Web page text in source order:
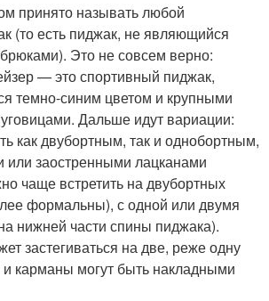
принято называть любой
(то есть пиджак, не являющийся
Это не совсем верно:
— это спортивный пиджак,
темно-синим цветом и крупными
Дальше идут вариации:
как двубортным, так и однобортным,
или заостренными лацканами
чаще встретить на двубортных
формальны), с одной или двумя
нижней части спины пиджака).
застегиваться на две, реже одну
и карманы могут быть накладными